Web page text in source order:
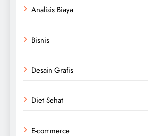
Analisis Biaya
Bisnis
Desain Grafis
Diet Sehat
E-commerce